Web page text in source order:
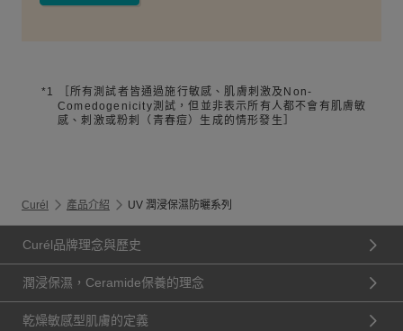
*1
［所有測試者皆通過施行敏感、肌膚刺激及Non-
Comedogenicity測試，但並非表示所有人都不會有肌膚敏
感、刺激或粉刺（青春痘）生成的情形發生］
Curél 產品介紹 UV 潤浸保濕防曬系列
Curél品牌理念與歷史
潤浸保濕，Ceramide保養的理念
乾燥敏感型肌膚的定義